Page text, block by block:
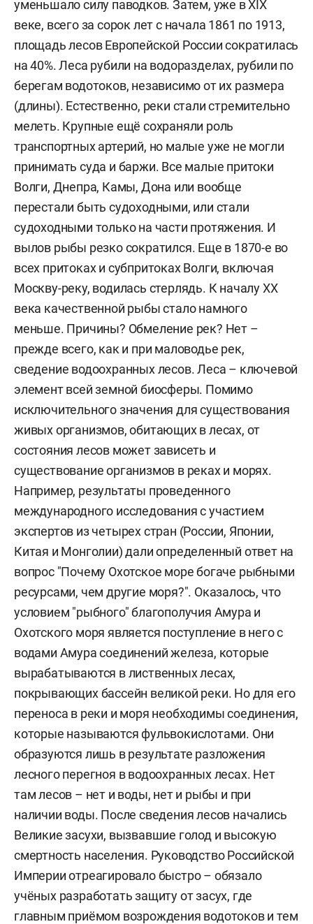
уменьшало силу паводков. Затем, уже в XIX
веке, всего за сорок лет с начала 1861 по 1913,
площадь лесов Европейской России сократилась
на 40%. Леса рубили на водоразделах, рубили по
берегам водотоков, независимо от их размера
(длины). Естественно, реки стали стремительно
мелеть. Крупные ещё сохраняли роль
транспортных артерий, но малые уже не могли
принимать суда и баржи. Все малые притоки
Волги, Днепра, Камы, Дона или вообще
перестали быть судоходными, или стали
судоходными только на части протяжения. И
вылов рыбы резко сократился. Еще в 1870-е во
всех притоках и субпритоках Волги, включая
Москву-реку, водилась стерлядь. К началу XX
века качественной рыбы стало намного
меньше. Причины? Обмеление рек? Нет –
прежде всего, как и при маловодье рек,
сведение водоохранных лесов. Леса – ключевой
элемент всей земной биосферы. Помимо
исключительного значения для существования
живых организмов, обитающих в лесах, от
состояния лесов может зависеть и
существование организмов в реках и морях.
Например, результаты проведенного
международного исследования с участием
экспертов из четырех стран (России, Японии,
Китая и Монголии) дали определенный ответ на
вопрос "Почему Охотское море богаче рыбными
ресурсами, чем другие моря?". Оказалось, что
условием "рыбного" благополучия Амура и
Охотского моря является поступление в него с
водами Амура соединений железа, которые
вырабатываются в лиственных лесах,
покрывающих бассейн великой реки. Но для его
переноса в реки и моря необходимы соединения,
которые называются фульвокислотами. Они
образуются лишь в результате разложения
лесного перегноя в водоохранных лесах. Нет
там лесов – нет и воды, нет и рыбы и при
наличии воды. После сведения лесов начались
Великие засухи, вызвавшие голод и высокую
смертность населения. Руководство Российской
Империи отреагировало быстро – обязало
учёных разработать защиту от засух, где
главным приёмом возрождения водотоков и тем